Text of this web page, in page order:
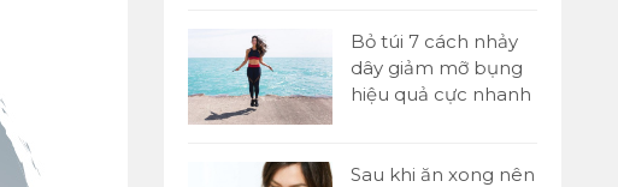
calo? Có giảm cân
không?
Chạy tiếp sức là gì?
Bỏ túi 7 cách nhảy
dây giảm mỡ bụng
hiệu quả cực nhanh
Sau khi ăn xong nên